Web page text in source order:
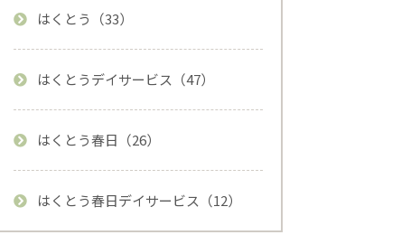
はくとう（33）
はくとうデイサービス（47）
はくとう春日（26）
はくとう春日デイサービス（12）